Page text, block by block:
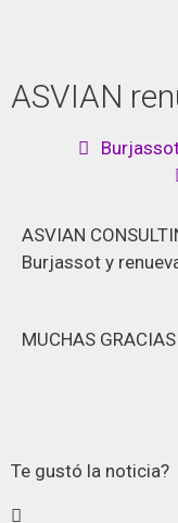
ASVIAN
ASVIAN
Burjassot y
MUCHAS
Te gustó la noticia?